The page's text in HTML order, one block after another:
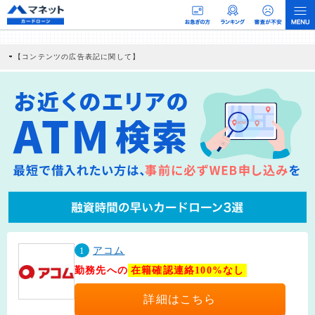
【コンテンツの広告表記に関して】
社に対して企業から紹介報酬が支払われるという収益モデルです。 ただし、特定の
商品を根拠なくPRするものではなく、当編集部の調査／ユーザーへの口コミ収集な
どに基づき、公平性を担保した情報提供を行っています。
>提携企業一覧
1
アコム
勤務先への 在籍確認連絡100%なし
詳細はこちら